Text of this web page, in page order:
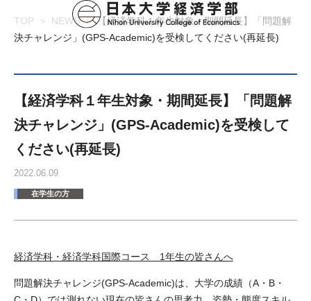
TOP NEWS
【経済学科１年生対象・期間延長】「問題解
決チャレンジ」(GPS-Academic)を受検してください(再延長)
【経済学科１年生対象・期間延長】「問題解
決チャレンジ」(GPS-Academic)を受検して
ください(再延長)
2022.06.09
在学生の方
経済学科・経済学科国際コース 1年生の皆さんへ
問題解決チャレンジ(GPS-Academic)は、大学の成績（A・B・